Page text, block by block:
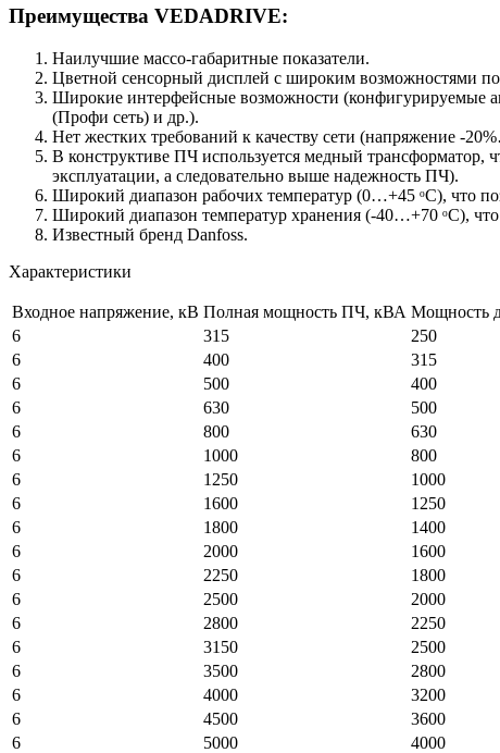
Преимущества VEDADRIVE:
Наилучшие массо-габаритные показатели.
Цветной сенсорный дисплей с широким возможностями
Широкие интерфейсные возможности (конфигурируемые
(Профи сеть) и др.).
Нет жестких требований к качеству сети (напряжение -
В конструктиве ПЧ используется медный трансформатор,
эксплуатации, а следовательно выше надежность ПЧ).
Широкий диапазон рабочих температур (0…+45 ᵒС), что
Широкий диапазон температур хранения (-40…+70 ᵒС),
Известный бренд Danfoss.
Характеристики
Входное напряжение, кВ Полная мощность ПЧ, кВА Мощность
6
315 250
6
400 315
6
500 400
6
630 500
6
800 630
6
1000 800
6
1250 1000
6
1600 1250
6
1800 1400
6
2000 1600
6
2250 1800
6
2500 2000
6
2800 2250
6
3150 2500
6
3500 2800
6
4000 3200
6
4500 3600
6
5000 4000